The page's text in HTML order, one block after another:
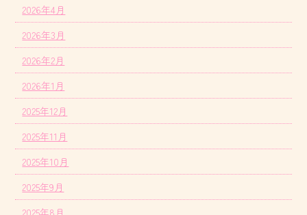
2026年4月
2026年3月
2026年2月
2026年1月
2025年12月
2025年11月
2025年10月
2025年9月